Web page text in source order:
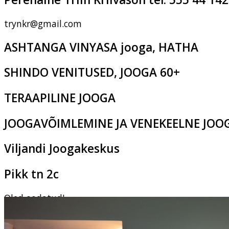
trynkr@gmail.com
ASHTANGA VINYASA jooga, HATHA
SHINDO VENITUSED, JOOGA 60+
TERAAPILINE JOOGA
JOOGAVÕIMLEMINE JA VENEKEELNE
Viljandi Joogakeskus
Pikk tn 2c
Oled oodatud!
‹ ›